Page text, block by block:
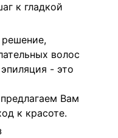
к гладкой
волос
- это
Вам
к красоте.